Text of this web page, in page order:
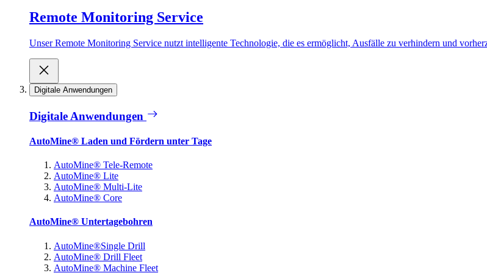
Remote Monitoring Service
Unser Remote Monitoring Service nutzt intelligente Technologie, die es ermöglicht, Ausfälle zu verhindern und
Digitale Anwendungen
Digitale Anwendungen
AutoMine® Laden und Fördern unter Tage
AutoMine® Tele-Remote
AutoMine® Lite
AutoMine® Multi-Lite
AutoMine® Core
AutoMine® Untertagebohren
AutoMine®Single Drill
AutoMine® Drill Fleet
AutoMine® Machine Fleet